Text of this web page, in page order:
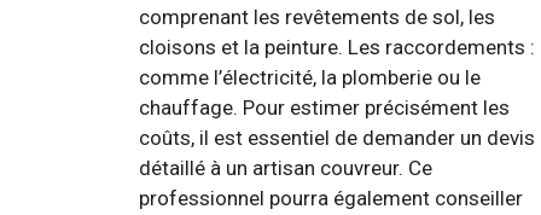
comprenant les revêtements de sol, les
cloisons et la peinture. Les raccordements :
comme l’électricité, la plomberie ou le
chauffage. Pour estimer précisément les
coûts, il est essentiel de demander un devis
détaillé à un artisan couvreur. Ce
professionnel pourra également conseiller